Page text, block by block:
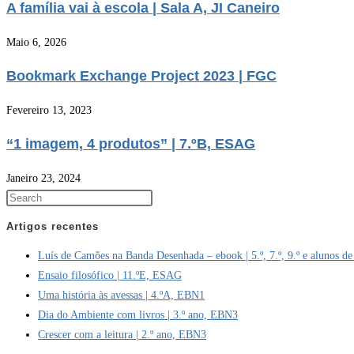
A família vai à escola | Sala A, JI Caneiro
Maio 6, 2026
Bookmark Exchange Project 2023 | FGC
Fevereiro 13, 2023
“1 imagem, 4 produtos” | 7.ºB, ESAG
Janeiro 23, 2024
Artigos recentes
Luís de Camões na Banda Desenhada – ebook | 5.º, 7.º, 9.º e alunos
Ensaio filosófico | 11.ºE, ESAG
Uma história às avessas | 4.ºA, EBN1
Dia do Ambiente com livros | 3.º ano, EBN3
Crescer com a leitura | 2.º ano, EBN3